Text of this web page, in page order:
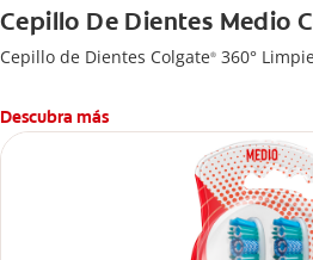
Cepillo De Dientes Medio
Cepillo de Dientes Colgate® 360°
Descubra más